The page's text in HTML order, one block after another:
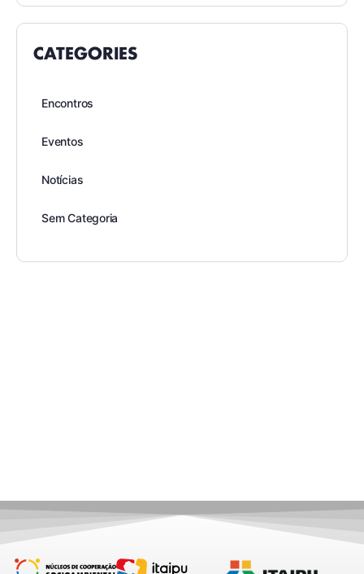
CATEGORIES
Encontros
Eventos
Notícias
Sem Categoria